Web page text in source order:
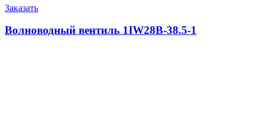
Заказать
Волноводный вентиль 1IW28B-38.5-1